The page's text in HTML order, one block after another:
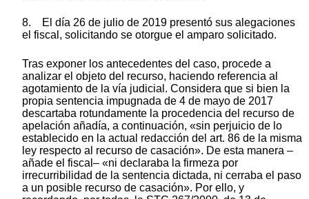
8. El día 26 de julio de 2019 presentó sus alegaciones
el fiscal, solicitando se otorgue el amparo solicitado.
Tras exponer los antecedentes del caso, procede a
analizar el objeto del recurso, haciendo referencia al
agotamiento de la vía judicial. Considera que si bien la
propia sentencia impugnada de 4 de mayo de 2017
descartaba rotundamente la procedencia del recurso de
apelación añadía, a continuación, «sin perjuicio de lo
establecido en la actual redacción del art. 86 de la misma
ley respecto al recurso de casación». De esta manera –
añade el fiscal– «ni declaraba la firmeza por
irrecurribilidad de la sentencia dictada, ni cerraba el paso
a un posible recurso de casación». Por ello, y